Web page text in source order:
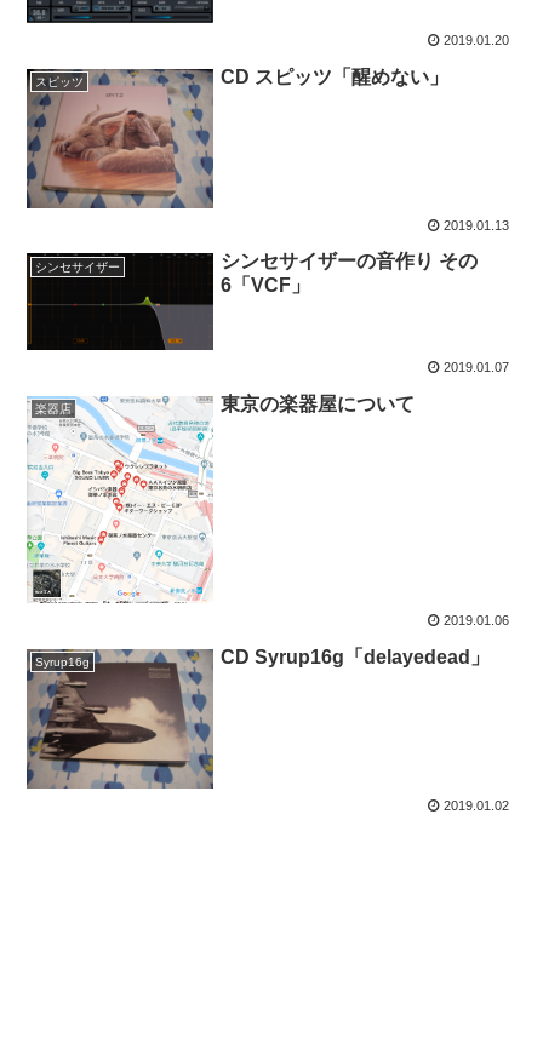
2019.01.20
スピッツ CD スピッツ「醒めない」
2019.01.13
シンセサイザー
シンセサイザーの音作り その
6「VCF」
2019.01.07
楽器店 東京の楽器屋について
2019.01.06
Syrup16g CD Syrup16g「delayedead」
2019.01.02